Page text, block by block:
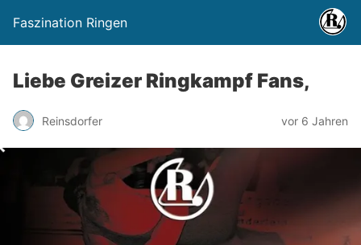
Faszination Ringen
Liebe Greizer Ringkampf Fans,
Reinsdorfer vor 6 Jahren